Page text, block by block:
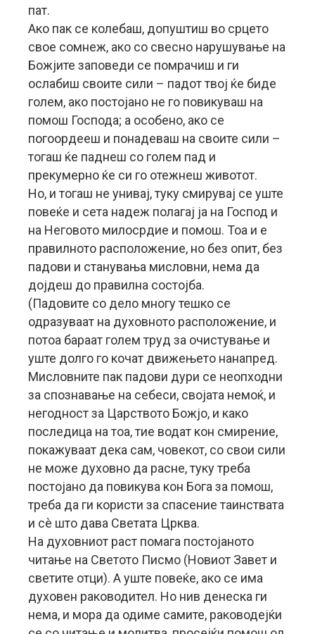
пат.
Ако пак се колебаш, допуштиш во срцето
свое сомнеж, ако со свесно нарушување на
Божјите заповеди се помрачиш и ги
ослабиш своите сили – падот твој ќе биде
голем, ако постојано не го повикуваш на
помош Господа; а особено, ако се
погоордееш и понадеваш на своите сили –
тогаш ќе паднеш со голем пад и
прекумерно ќе си го отежнеш животот.
Но, и тогаш не унивај, туку смирувај се уште
повеќе и сета надеж полагај ја на Господ и
на Неговото милосрдие и помош. Тоа и е
правилното расположение, но без опит, без
падови и станувања мисловни, нема да
дојдеш до правилна состојба.
(Падовите со дело многу тешко се
одразуваат на духовното расположение, и
потоа бараат голем труд за очистување и
уште долго го кочат движењето нанапред.
Мисловните пак падови дури се неопходни
за спознавање на себеси, својата немоќ, и
негодност за Царството Божјо, и како
последица на тоа, тие водат кон смирение,
покажуваат дека сам, човекот, со свои сили
не може духовно да расне, туку треба
постојано да повикува кон Бога за помош,
треба да ги користи за спасение таинствата
и сè што дава Светата Црква.
На духовниот раст помага постојаното
читање на Светото Писмо (Новиот Завет и
светите отци). А уште повеќе, ако се има
духовен раководител. Но нив денеска ги
нема, и мора да одиме самите, раководејќи